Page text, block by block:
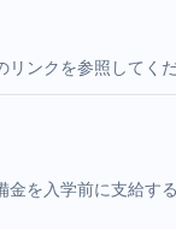
ンクを参照してくだ
を入学前に支給